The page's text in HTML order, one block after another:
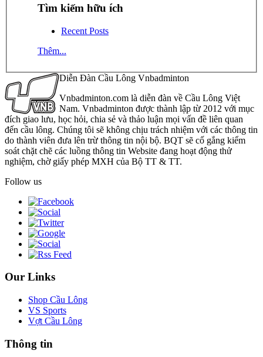
Tìm kiếm hữu ích
Recent Posts
Thêm...
Diễn Đàn Cầu Lông Vnbadminton
Vnbadminton.com là diễn đàn về Cầu Lông Việt
Nam. Vnbadminton được thành lập từ 2012 với mục
đích giao lưu, học hỏi, chia sẻ và thảo luận mọi vấn đề liên quan
đến cầu lông. Chúng tôi sẽ không chịu trách nhiệm với các thông tin
do thành viên đưa lên trừ thông tin nội bộ. BQT sẽ cố gắng kiểm
soát chặt chẽ các luồng thông tin Website đang hoạt động thử
nghiệm, chờ giấy phép MXH của Bộ TT & TT.
Follow us
Our Links
Shop Cầu Lông
VS Sports
Vợt Cầu Lông
Thông tin